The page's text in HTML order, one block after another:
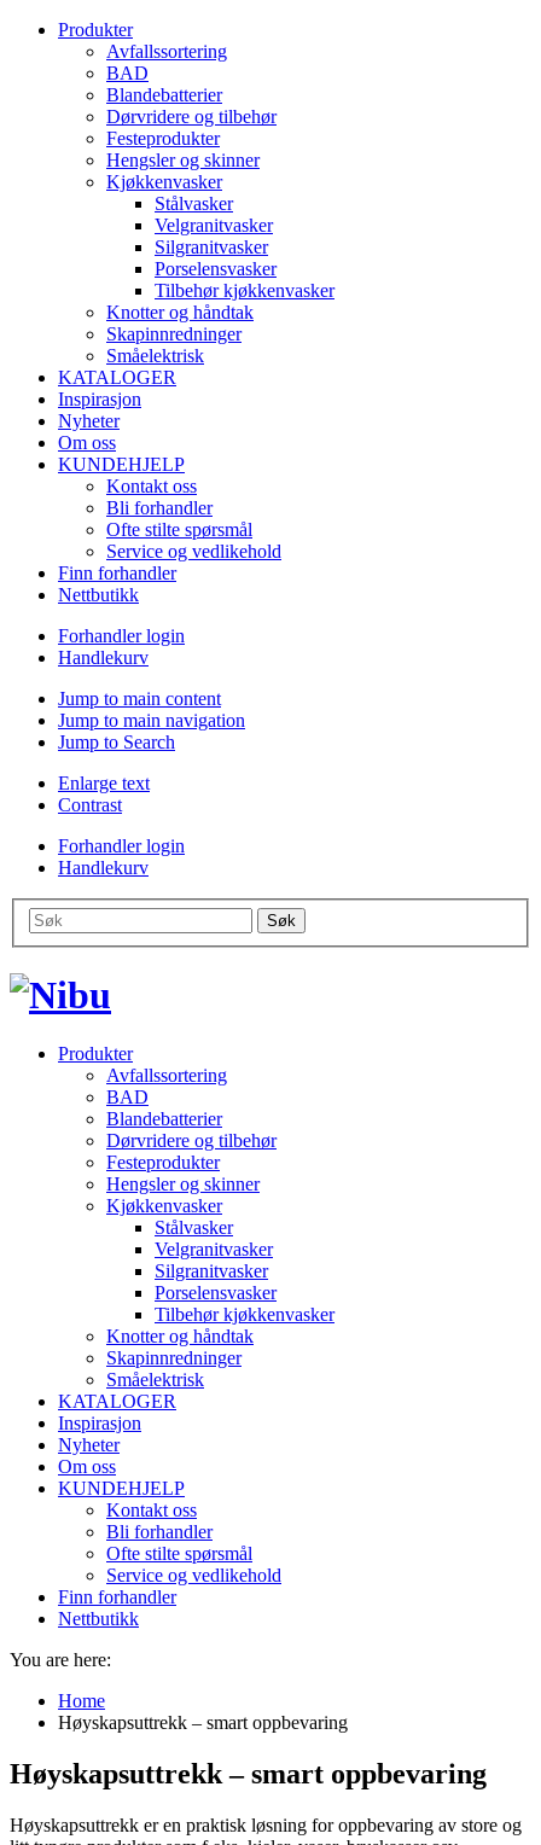
Produkter
Avfallssortering
BAD
Blandebatterier
Dørvridere og tilbehør
Festeprodukter
Hengsler og skinner
Kjøkkenvasker
Stålvasker
Velgranitvasker
Silgranitvasker
Porselensvasker
Tilbehør kjøkkenvasker
Knotter og håndtak
Skapinnredninger
Småelektrisk
KATALOGER
Inspirasjon
Nyheter
Om oss
KUNDEHJELP
Kontakt oss
Bli forhandler
Ofte stilte spørsmål
Service og vedlikehold
Finn forhandler
Nettbutikk
Forhandler login
Handlekurv
Jump to main content
Jump to main navigation
Jump to Search
Enlarge text
Contrast
Forhandler login
Handlekurv
Produkter
Avfallssortering
BAD
Blandebatterier
Dørvridere og tilbehør
Festeprodukter
Hengsler og skinner
Kjøkkenvasker
Stålvasker
Velgranitvasker
Silgranitvasker
Porselensvasker
Tilbehør kjøkkenvasker
Knotter og håndtak
Skapinnredninger
Småelektrisk
KATALOGER
Inspirasjon
Nyheter
Om oss
KUNDEHJELP
Kontakt oss
Bli forhandler
Ofte stilte spørsmål
Service og vedlikehold
Finn forhandler
Nettbutikk
You are here:
Home
Høyskapsuttrekk – smart oppbevaring
Høyskapsuttrekk – smart oppbevaring
Høyskapsuttrekk er en praktisk løsning for oppbevaring av store og